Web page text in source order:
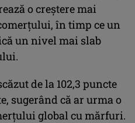
o creştere mai
în timp ce un
un nivel mai slab
de la 102,3 puncte
sugerând că ar urma o
global cu mărfuri.